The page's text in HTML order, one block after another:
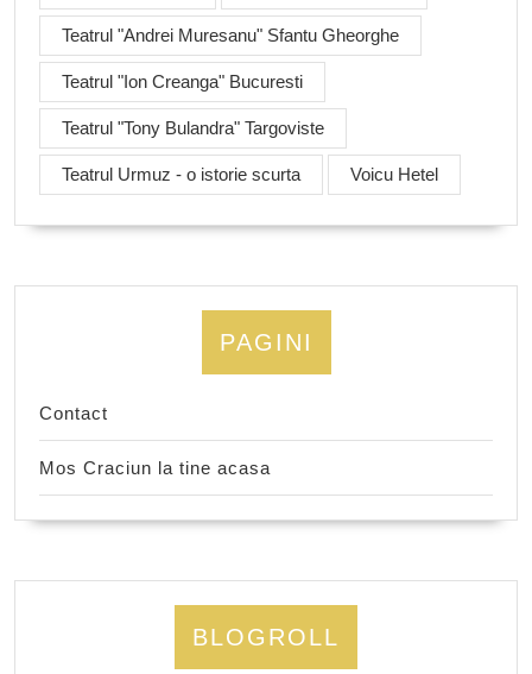
Teatrul "Andrei Muresanu" Sfantu Gheorghe
Teatrul "Ion Creanga" Bucuresti
Teatrul "Tony Bulandra" Targoviste
Teatrul Urmuz - o istorie scurta Voicu Hetel
PAGINI
Contact
Mos Craciun la tine acasa
BLOGROLL